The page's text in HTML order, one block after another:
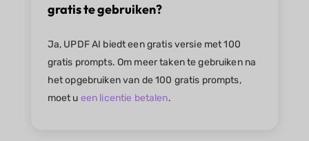
gratis te gebruiken?
Ja, UPDF AI biedt een gratis versie met 100
gratis prompts. Om meer taken te gebruiken na
het opgebruiken van de 100 gratis prompts,
moet u een licentie betalen.